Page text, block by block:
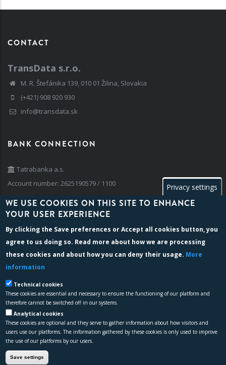
CONTACT
TransData s.r.o.
M. R. Štefánika 139, 010 01 Žilina, Slovakia
(+421) 908 920 930
info@transdata.sk
BANK CONNECTION
Tatrabanka a.s.
Account number: 2625190579 / 1100
BIC/SWIFT: TATRSKBX
BILLING INFO
Company reg. number: 35 741 236
VAT identification no: SK 202 024 2763
Registration: The company is registered in the bussiness register of
the Dist. Court Žilina, Section: Sro, File no. 69536/L
We are proud holders of certification according to the standards
Privacy settings
WE USE COOKIES ON THIS SITE TO ENHANCE
YOUR USER EXPERIENCE
By clicking the Save preferences orAccept all cookies button, you
agree to us doing so. Read more about how we are processing
these cookies and about how you can deny their usage. More
information
Technical cookies
These cookies are essential and necessary to ensure the functioning of our platform and
therefore cannot be switched off in our systems.
Analytical cookies
These cookies are optional and they serve to gather information about how visitors and
users use our platforms. The information gathered by these cookies is only used to improve
the use of our platforms by our users.
Save settings